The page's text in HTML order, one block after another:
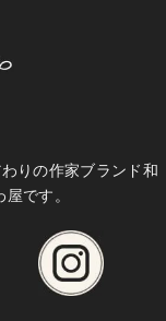
わりの作家ブランド和
です。